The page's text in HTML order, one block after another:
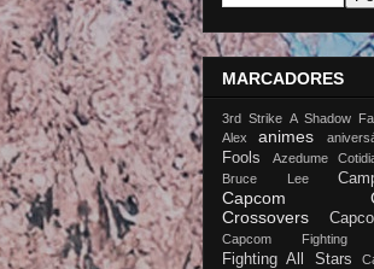
MARCADORES
3rd Strike A Shadow
Alex
animes
Fools
Azedume
Bruce Lee
Capcom
Crossovers
Capcom Fighting
Fighting All Stars